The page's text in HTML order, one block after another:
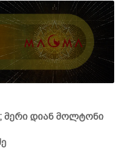
მერი დიან მოლტონი